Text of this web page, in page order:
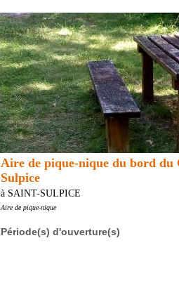
Aire de pique-nique du bord du
Sulpice
à SAINT-SULPICE
Aire de pique-nique
Période(s) d'ouverture(s)